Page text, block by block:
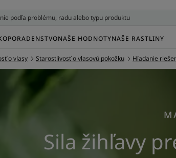
PORADENSTVONAŠE HODNOTYNAŠE RASTLINY
o vlasy Starostlivosť o vlasovú pokožku Hľadanie
Sila žihľavy